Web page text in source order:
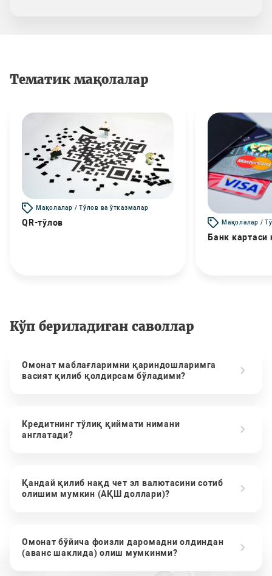
Тематик мақолалар
Мақолалар / Тўлов ва ўтказмалар
QR-тўлов Мақолалар /
Банк картаси
Кўп бериладиган саволлар
Омонат маблағларимни қариндошларимга
васият қилиб қолдирсам бўладими?
Кредитнинг тўлиқ қиймати нимани
англатади?
Қандай қилиб нақд чет эл валютасини сотиб
олишим мумкин (АҚШ доллари)?
Омонат бўйича фоизли даромадни олдиндан
(аванс шаклида) олиш мумкинми?